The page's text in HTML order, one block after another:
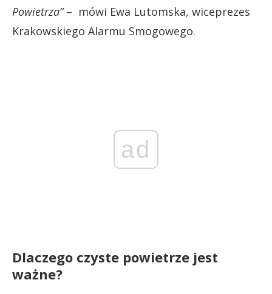
Powietrza”– mówi Ewa Lutomska, wiceprezes
Krakowskiego Alarmu Smogowego.
ad
Dlaczego czyste powietrze jest
ważne?